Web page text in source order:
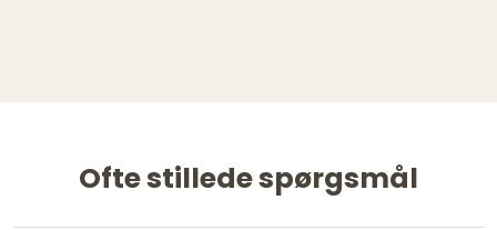
Ofte stillede spørgsmål